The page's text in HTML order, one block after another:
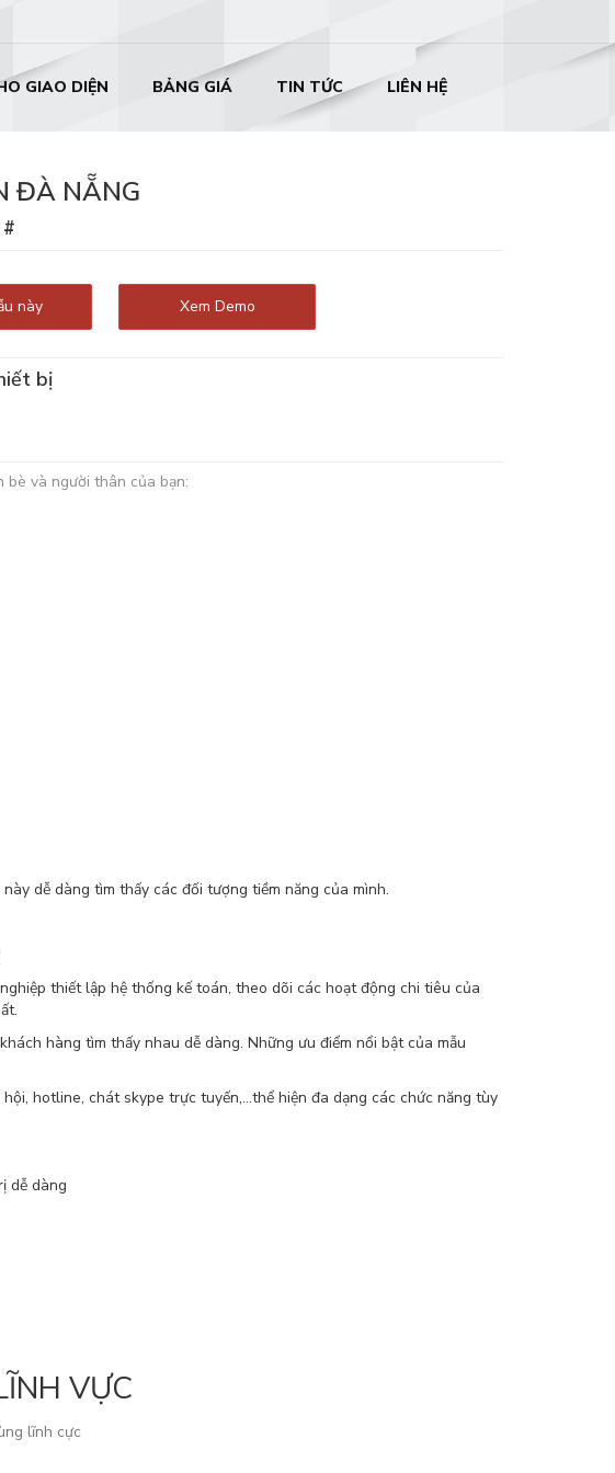
GIAO DIỆN BẢNG GIÁ TIN TỨC LIÊN HỆ
ĐÀ NẴNG
#
này Xem Demo
bị
bè và người thân của bạn:
dễ dàng tìm thấy các đối tượng tiềm năng của mình.
thiết lập hệ thống kế toán, theo dõi các hoạt động chi tiêu của
hàng tìm thấy nhau dễ dàng. Những ưu điểm nổi bật của mẫu
hotline, chát skype trực tuyến,...thể hiện đa dạng các chức năng tùy
dễ dàng
VỰC
lĩnh cực